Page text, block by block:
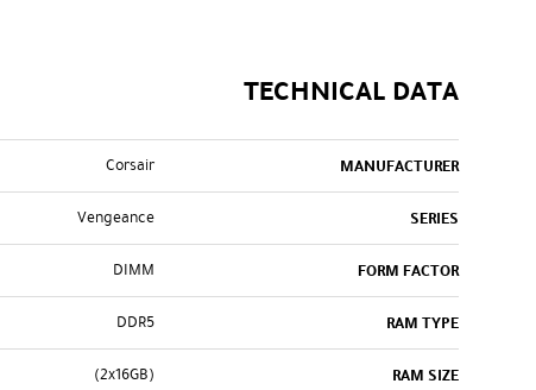
TECHNICAL DATA
MANUFACTURER
Corsair
SERIES
Vengeance
FORM FACTOR
DIMM
RAM TYPE
DDR5
RAM SIZE
(2x16GB)